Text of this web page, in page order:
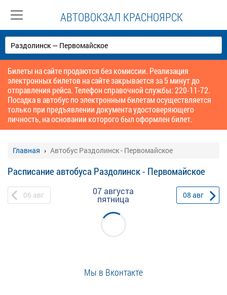
АВТОВОКЗАЛ КРАСНОЯРСК
Билеты на сайте продаются без комиссии. Реализация
электронных билетов на сайте закрывается за 5 минут до
отправления рейса. Телефон справочной службы: 220-11-72.
Посадка в автобус по электронным билетам осуществляется
только при предъявлении документа удостоверяющего
личность, на основании которого был оформлен билет.
Главная Автобус Раздолинск - Первомайское
Расписание автобуса Раздолинск - Первомайское
06 авг 07 августа
пятница 08 авг
Мы в Вконтакте